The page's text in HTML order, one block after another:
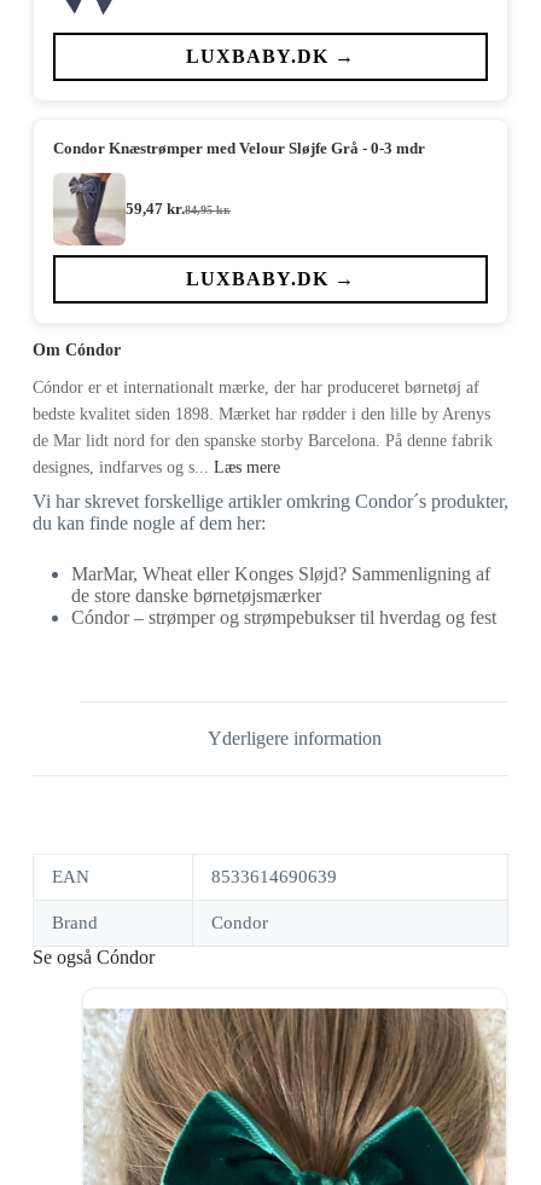
LUXBABY.DK →
Condor Knæstrømper med Velour Sløjfe Grå - 0-3 mdr
84,95kr.
Den
pris
var:
59,47 kr.Den
pris
er:
LUXBABY.DK →
Om Cóndor
Cóndor er et internationalt mærke, der har produceret børnetøj af
bedste kvalitet siden 1898. Mærket har rødder i den lille by Arenys
de Mar lidt nord for den spanske storby Barcelona. På denne fabrik
designes, indfarves og s... Læs mere
Vi har skrevet forskellige artikler omkring Condor´s produkter,
du kan finde nogle af dem her:
MarMar, Wheat eller Konges Sløjd? Sammenligning af
de store danske børnetøjsmærker
Cóndor – strømper og strømpebukser til hverdag og fest
Yderligere information
EAN 8533614690639
Brand Condor
Se også Cóndor